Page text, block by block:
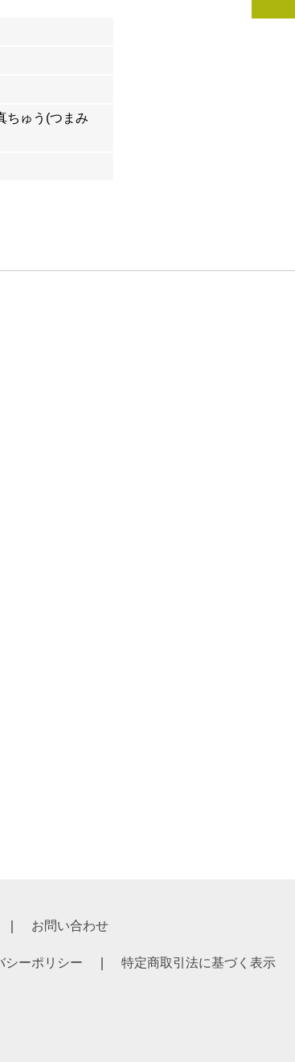
ちゅう(つまみ
お問い合わせ
シーポリシー 特定商取引法に基づく表示